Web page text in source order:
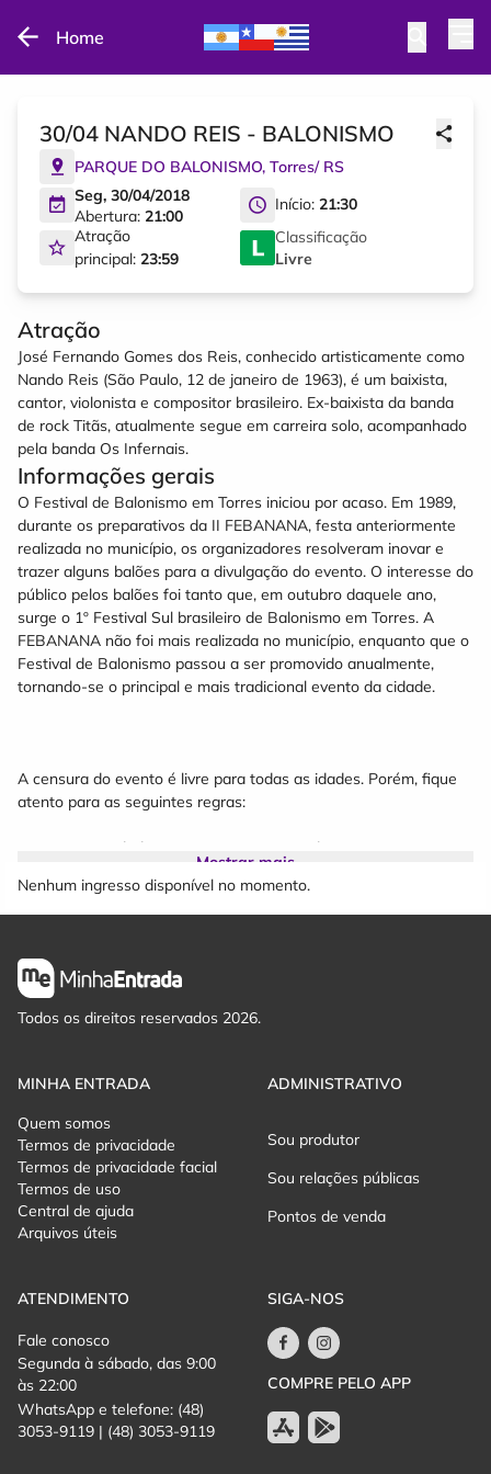
Home
30/04 NANDO REIS - BALONISMO
PARQUE DO BALONISMO, Torres/ RS
Seg, 30/04/2018
Abertura: 21:00
Início: 21:30
Atração
principal: 23:59
Classificação
Livre
Atração
José Fernando Gomes dos Reis, conhecido artisticamente como
Nando Reis (São Paulo, 12 de janeiro de 1963), é um baixista,
cantor, violonista e compositor brasileiro. Ex-baixista da banda
de rock Titãs, atualmente segue em carreira solo, acompanhado
pela banda Os Infernais.
Informações gerais
O Festival de Balonismo em Torres iniciou por acaso. Em 1989,
durante os preparativos da II FEBANANA, festa anteriormente
realizada no município, os organizadores resolveram inovar e
trazer alguns balões para a divulgação do evento. O interesse do
público pelos balões foi tanto que, em outubro daquele ano,
surge o 1º Festival Sul brasileiro de Balonismo em Torres. A
FEBANANA não foi mais realizada no município, enquanto que o
Festival de Balonismo passou a ser promovido anualmente,
tornando-se o principal e mais tradicional evento da cidade.
A censura do evento é livre para todas as idades. Porém, fique
atento para as seguintes regras:
- Jovens com idade entre 12 e 15 anos podem ter acesso
e autenticada em cartório pelo responsável legal.
pelo responsável legal ou acompanhados de uma maior de 18
anos, munido de autorização assinada e autenticada em cartório
pelo responsável legal. O responsável também deve possuir um
- Crianças de até 05 anos não pagam ingresso. Crianças a partir
- Maiores de 16 anos não necessitam de autorização.
Mostrar mais
Nenhum ingresso disponível no momento.
Todos os direitos reservados 2026.
MINHA ENTRADA
Quem somos
Termos de privacidade
Termos de privacidade facial
Termos de uso
Central de ajuda
Arquivos úteis
ADMINISTRATIVO
Sou produtor
Sou relações públicas
Pontos de venda
ATENDIMENTO
Fale conosco
Segunda à sábado, das 9:00
às 22:00
WhatsApp e telefone: (48)
3053-9119 | (48) 3053-9119
SIGA-NOS
COMPRE PELO APP